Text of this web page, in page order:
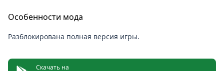
множество секретов. Игрокам предстоит
раскрывать тайные символы, механизмы и ключи,
постояльцев и целях, с которыми они прибыли в
Особенности мода
Разблокирована полная версия игры.
Скачать на